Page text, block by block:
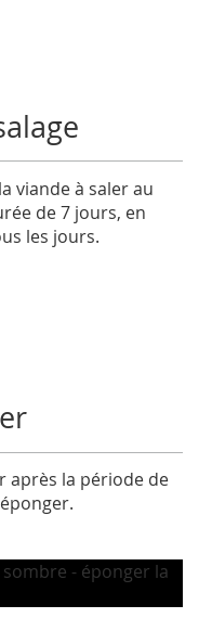
viande à saler au
de 7 jours, en
les jours.
après la période de